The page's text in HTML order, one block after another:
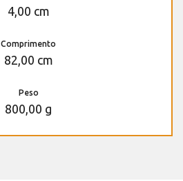
4,00 cm
Comprimento
82,00 cm
Peso
800,00 g